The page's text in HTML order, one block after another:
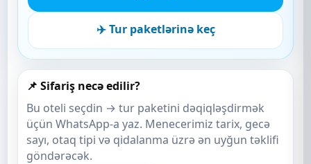
✈️ Tur paketlərinə keç
📌 Sifariş necə edilir?
Bu oteli seçdin → tur paketini dəqiqləşdirmək
üçün WhatsApp-a yaz. Menecerimiz tarix, gecə
sayı, otaq tipi və qidalanma üzrə ən uyğun təklifi
göndərəcək.